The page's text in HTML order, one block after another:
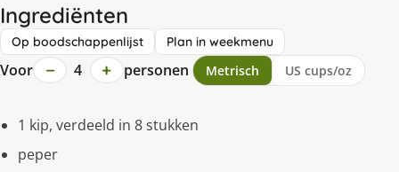
Ingrediënten
Op boodschappenlijst Plan in weekmenu
Voor − 4 + personen Metrisch US cups/oz
1 kip, verdeeld in 8 stukken
peper